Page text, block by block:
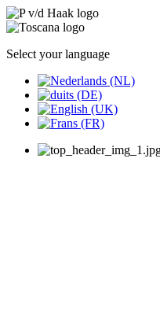
Select your language